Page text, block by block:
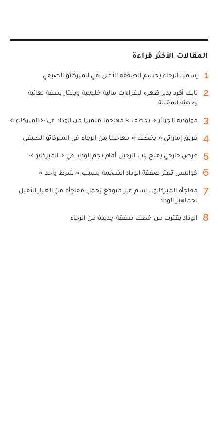
المقالات الأكثر قراءة
1 رسميا..الرجاء يحسم الصفقة الأغلى في الميركاتو الصيفي
2
نايف أكرد يدير ظهره لاغراءات مالية خليجية ويختار بصفة نهائية
وجهته المقبلة
3 مولودية الجزائر « يخطف » مهاجما متميزا من الوداد في « الميركاتو »
4 فريق إماراتي « يخطف » مهاجما من الرجاء في الميركاتو الصيفي
5 عرض خارجي يفتح باب الرحيل أمام نجم الوداد في « الميركاتو »
6 كواليس تعثر صفقة الوداد الضخمة بسبب « شرط واحد »
7
مفاجأة الميركاتو... اسم غير متوقع يحمل مفاجأة من العيار الثقيل
لجماهير الوداد
8 الوداد يقترب من خطف صفقة جديدة من الرجاء